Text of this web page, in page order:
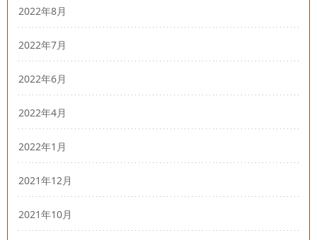
2022年8月
2022年7月
2022年6月
2022年4月
2022年1月
2021年12月
2021年10月